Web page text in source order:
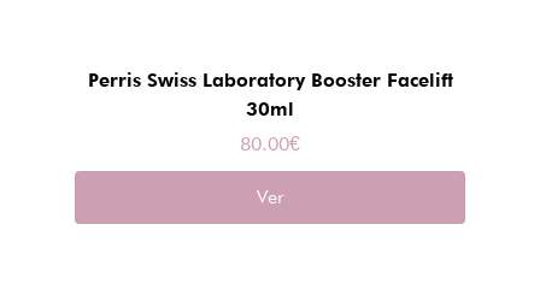
Perris Swiss Laboratory Booster Facelift
30ml
80.00€
Ver